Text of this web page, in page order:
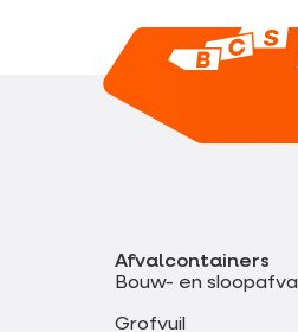
Afvalcontainers
Bouw- en sloopafval
Grofvuil